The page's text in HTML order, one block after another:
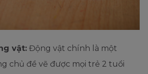
vật: Động vật chính là một
chủ đề vẽ được mọi trẻ 2 tuổi